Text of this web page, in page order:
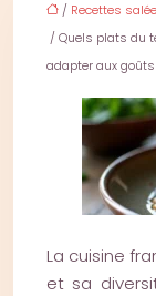
/ Recettes
/ Quels plats du
adapter aux goûts
La cuisine
et sa